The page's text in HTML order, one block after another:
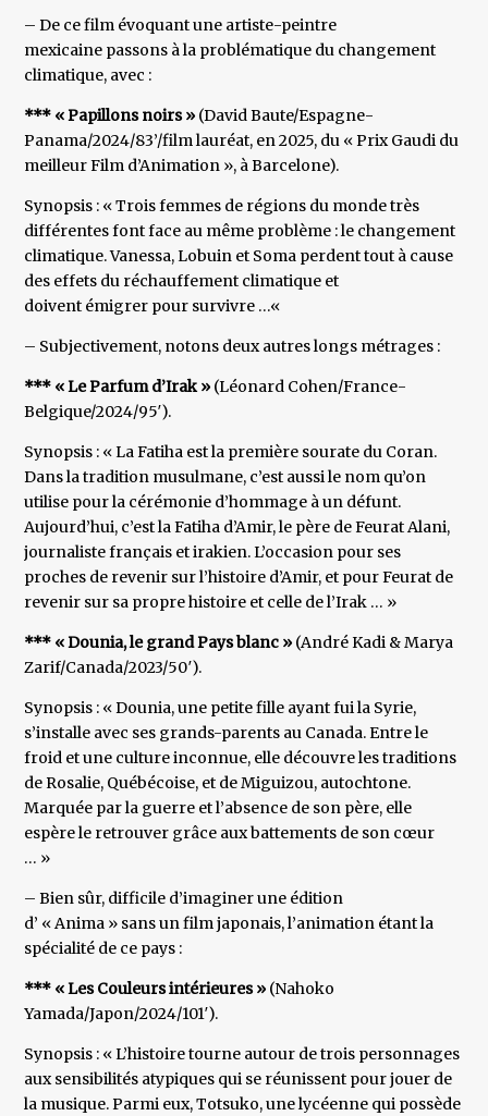
– De ce film évoquant une artiste-peintre
mexicaine passons à la problématique du changement
climatique, avec :
*** « Papillons noirs » (David Baute/Espagne-
Panama/2024/83’/film lauréat, en 2025, du « Prix Gaudi du
meilleur Film d’Animation », à Barcelone).
Synopsis : « Trois femmes de régions du monde très
différentes font face au même problème : le changement
climatique. Vanessa, Lobuin et Soma perdent tout à cause
des effets du réchauffement climatique et
doivent émigrer pour survivre …«
– Subjectivement, notons deux autres longs métrages :
*** « Le Parfum d’Irak » (Léonard Cohen/France-
Belgique/2024/95′).
Synopsis : « La Fatiha est la première sourate du Coran.
Dans la tradition musulmane, c’est aussi le nom qu’on
utilise pour la cérémonie d’hommage à un défunt.
Aujourd’hui, c’est la Fatiha d’Amir, le père de Feurat Alani,
journaliste français et irakien. L’occasion pour ses
proches de revenir sur l’histoire d’Amir, et pour Feurat de
revenir sur sa propre histoire et celle de l’Irak … »
*** « Dounia, le grand Pays blanc » (André Kadi & Marya
Zarif/Canada/2023/50′).
Synopsis : « Dounia, une petite fille ayant fui la Syrie,
s’installe avec ses grands-parents au Canada. Entre le
froid et une culture inconnue, elle découvre les traditions
de Rosalie, Québécoise, et de Miguizou, autochtone.
Marquée par la guerre et l’absence de son père, elle
espère le retrouver grâce aux battements de son cœur
… »
– Bien sûr, difficile d’imaginer une édition
d’ « Anima » sans un film japonais, l’animation étant la
spécialité de ce pays :
*** « Les Couleurs intérieures » (Nahoko
Yamada/Japon/2024/101′).
Synopsis : « L’histoire tourne autour de trois personnages
aux sensibilités atypiques qui se réunissent pour jouer de
la musique. Parmi eux, Totsuko, une lycéenne qui possède